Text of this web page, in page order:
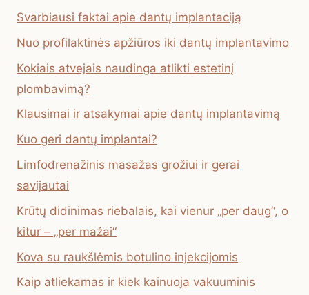
Svarbiausi faktai apie dantų implantaciją
Nuo profilaktinės apžiūros iki dantų implantavimo
Kokiais atvejais naudinga atlikti estetinį
plombavimą?
Klausimai ir atsakymai apie dantų implantavimą
Kuo geri dantų implantai?
Limfodrenažinis masažas grožiui ir gerai
savijautai
Krūtų didinimas riebalais, kai vienur „per daug“, o
kitur – „per mažai“
Kova su raukšlėmis botulino injekcijomis
Kaip atliekamas ir kiek kainuoja vakuuminis